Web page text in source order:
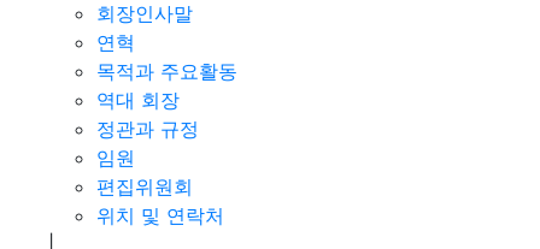
회장인사말
연혁
목적과 주요활동
역대 회장
정관과 규정
임원
편집위원회
위치 및 연락처